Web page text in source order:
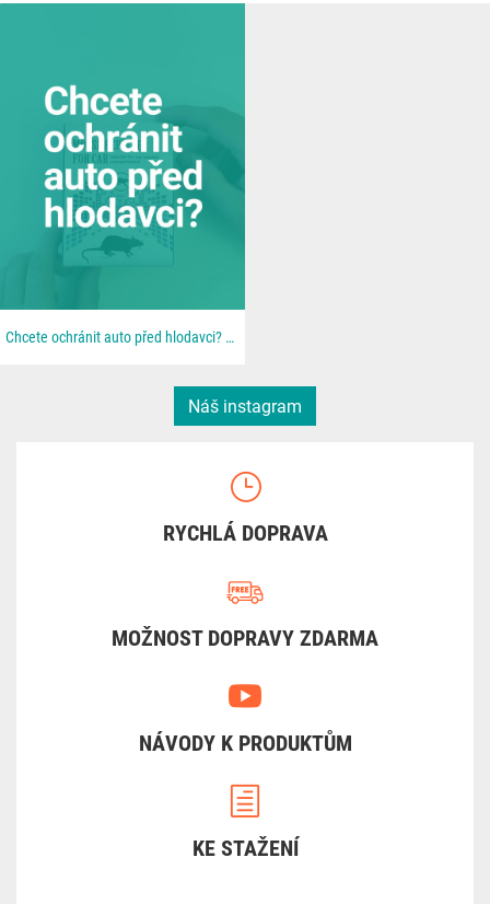
Chcete ochránit auto před hlodavci? 🐀 📦 Všechno najdeš u nás na 👉 dratek.cz #arduino...
Náš instagram
RYCHLÁ DOPRAVA
MOŽNOST DOPRAVY ZDARMA
NÁVODY K PRODUKTŮM
KE STAŽENÍ